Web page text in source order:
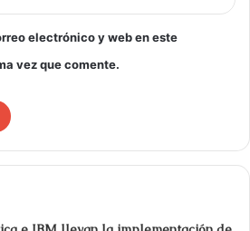
electrónico y web en este
vez que comente.